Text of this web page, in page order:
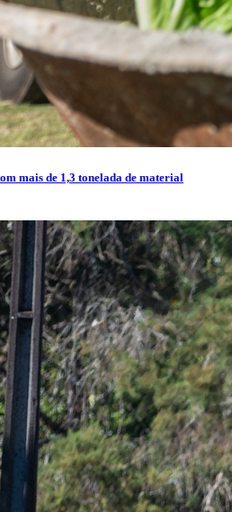
mais de 1,3 tonelada de material